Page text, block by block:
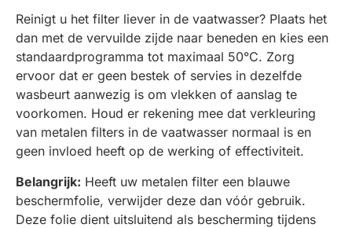
Reinigt u het filter liever in de vaatwasser? Plaats het
dan met de vervuilde zijde naar beneden en kies een
standaardprogramma tot maximaal 50°C. Zorg
ervoor dat er geen bestek of servies in dezelfde
wasbeurt aanwezig is om vlekken of aanslag te
voorkomen. Houd er rekening mee dat verkleuring
van metalen filters in de vaatwasser normaal is en
geen invloed heeft op de werking of effectiviteit.
Belangrijk: Heeft uw metalen filter een blauwe
beschermfolie, verwijder deze dan vóór gebruik.
Deze folie dient uitsluitend als bescherming tijdens